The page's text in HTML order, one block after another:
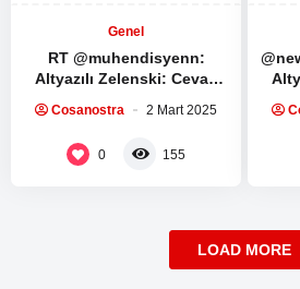
Genel
RT @muhendisyenn:
Altyazılı Zelenski: Cevap
Hayır, yeterince konuştun.
ABD Başkanı Donald…
Cosanostra 2 Mart 2025
0 155
LOAD MORE